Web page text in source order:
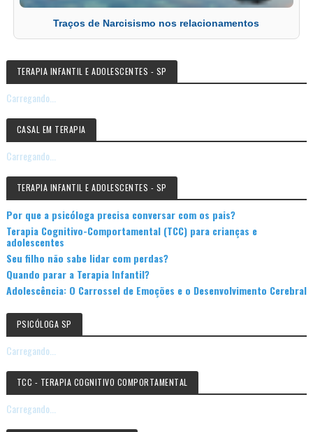
Traços de Narcisismo nos relacionamentos
TERAPIA INFANTIL E ADOLESCENTES - SP
Carregando...
CASAL EM TERAPIA
Carregando...
TERAPIA INFANTIL E ADOLESCENTES - SP
Por que a psicóloga precisa conversar com os pais?
Terapia Cognitivo-Comportamental (TCC) para crianças e
adolescentes
Seu filho não sabe lidar com perdas?
Quando parar a Terapia Infantil?
Adolescência: O Carrossel de Emoções e o Desenvolvimento Cerebral
PSICÓLOGA SP
Carregando...
TCC - TERAPIA COGNITIVO COMPORTAMENTAL
Carregando...